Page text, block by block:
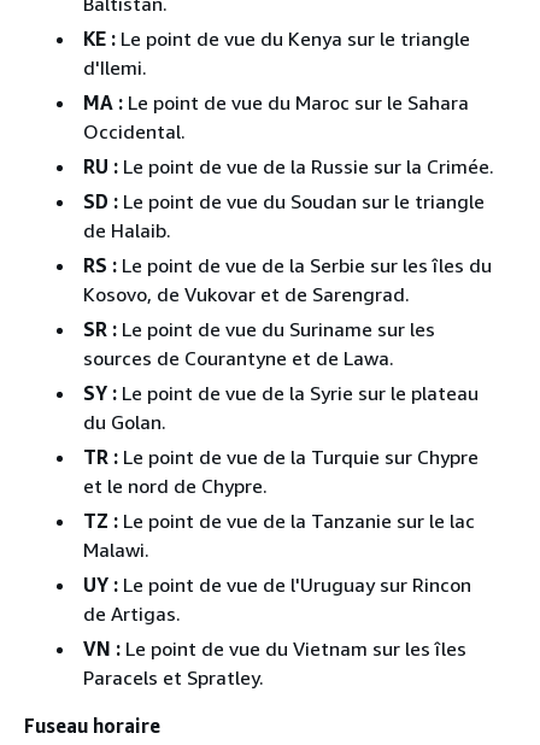
KE :Le point de vue du Kenya sur le triangle
d'Ilemi.
MA :Le point de vue du Maroc sur le Sahara
Occidental.
RU :Le point de vue de la Russie sur la Crimée.
SD :Le point de vue du Soudan sur le triangle
de Halaib.
RS :Le point de vue de la Serbie sur les îles du
Kosovo, de Vukovar et de Sarengrad.
SR :Le point de vue du Suriname sur les
sources de Courantyne et de Lawa.
SY :Le point de vue de la Syrie sur le plateau
du Golan.
TR :Le point de vue de la Turquie sur Chypre
et le nord de Chypre.
TZ :Le point de vue de la Tanzanie sur le lac
Malawi.
UY :Le point de vue de l'Uruguay sur Rincon
de Artigas.
VN :Le point de vue du Vietnam sur les îles
Paracels et Spratley.
Fuseau horaire